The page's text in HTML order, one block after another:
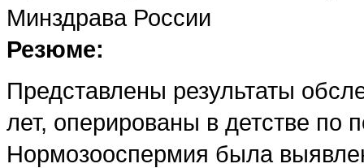
Минздрава России
Резюме:
Представлены результаты
лет, оперированы в детстве по
Нормозооспермия была